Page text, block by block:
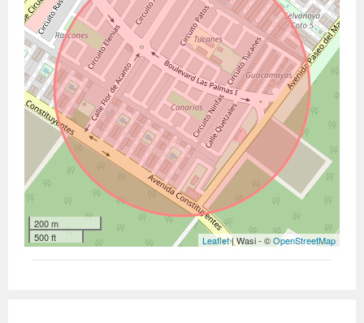
200 m
500 ft
Leaflet| Wasi - ©OpenStreetMap